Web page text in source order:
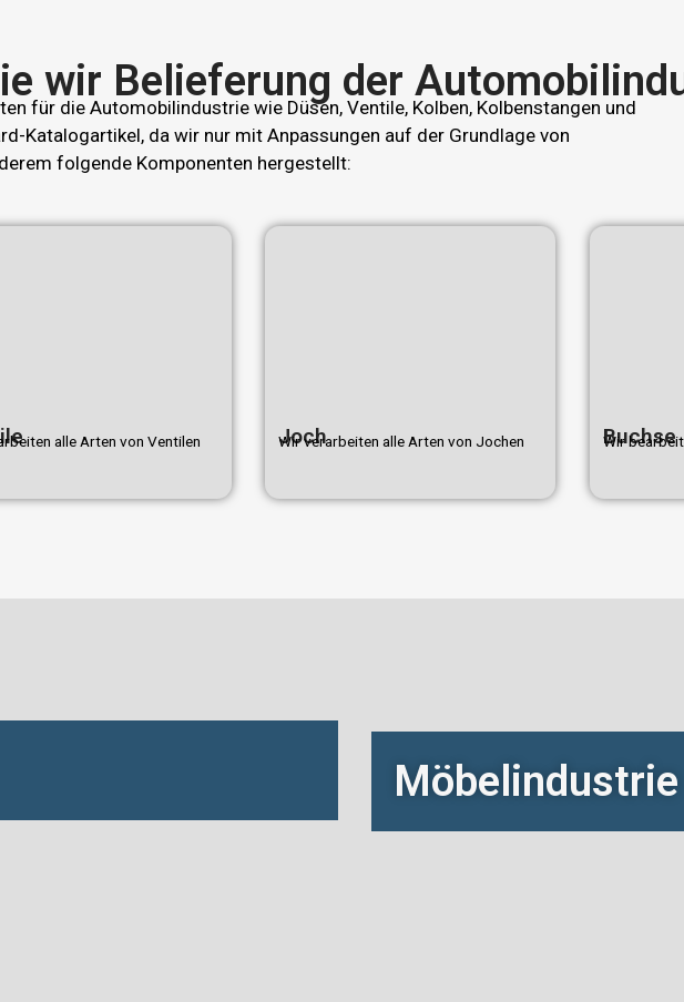
wir Belieferung der
für die Automobilindustrie wie Düsen, Ventile, Kolben, Kolbenstangen und
Katalogartikel, da wir nur mit Anpassungen auf der Grundlage von
folgende Komponenten hergestellt:
alle Arten von Ventilen Joch
Wir verarbeiten alle Arten von Jochen Buchse
Wir
Möbelindustrie